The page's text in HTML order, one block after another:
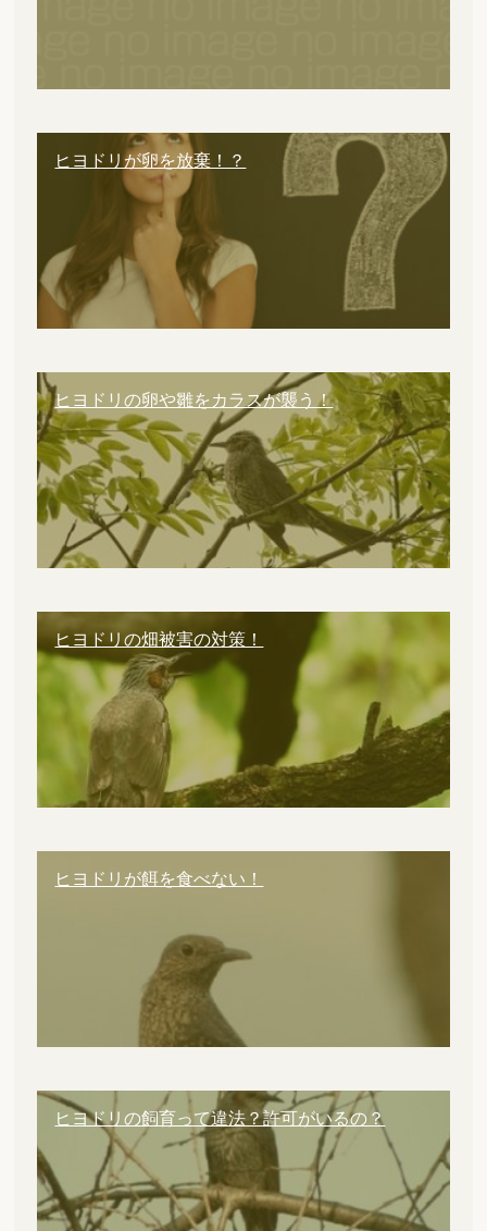
ヒヨドリが卵を放棄！？
ヒヨドリの卵や雛をカラスが襲う！
ヒヨドリの畑被害の対策！
ヒヨドリが餌を食べない！
ヒヨドリの飼育って違法？許可がいるの？